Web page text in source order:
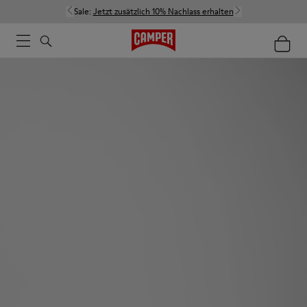
Sale: Jetzt zusätzlich 10% Nachlass erhalten